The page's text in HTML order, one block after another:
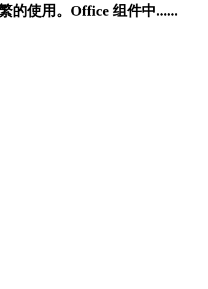
的使用。Office 组件中......